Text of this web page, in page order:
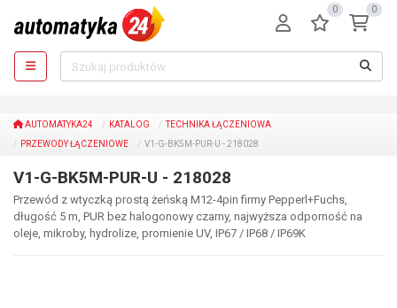
0 0
AUTOMATYKA24 KATALOG
TECHNIKA ŁĄCZENIOWA
PRZEWODY ŁĄCZENIOWE
V1-G-BK5M-PUR-U - 218028
V1-G-BK5M-PUR-U - 218028
Przewód z wtyczką prostą żeńską M12-4pin firmy Pepperl+Fuchs,
długość 5 m, PUR bez halogonowy czarny, najwyższa odporność na
oleje, mikroby, hydrolize, promienie UV, IP67 / IP68 / IP69K